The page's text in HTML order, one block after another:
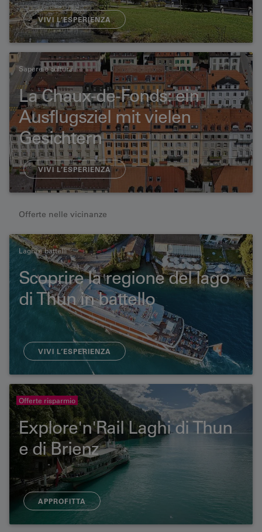
VIVI L’ESPERIENZA
Sapere e cultura
La Chaux-de-Fonds: ein
Ausflugsziel mit vielen
Gesichtern
VIVI L’ESPERIENZA​
Offerte nelle vicinanze
Laghi e battelli
Scoprire la regione del lago
di Thun in battello
VIVI L’ESPERIENZA
Offerte risparmio
Explore'n'Rail Laghi di Thun
e di Brienz
APPROFITTA